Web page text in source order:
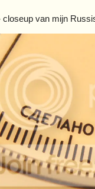
closeup van mijn